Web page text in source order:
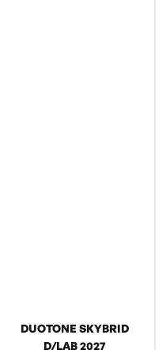
DUOTONE SKYBRID
D/LAB 2027